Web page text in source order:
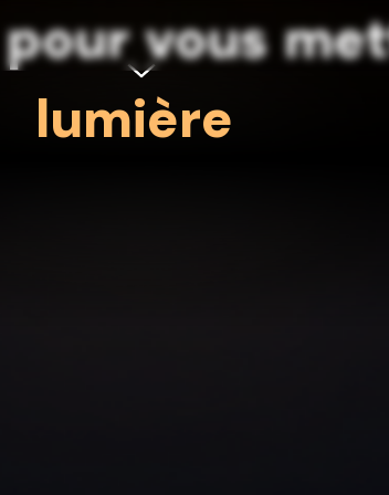
pour vous
lumière